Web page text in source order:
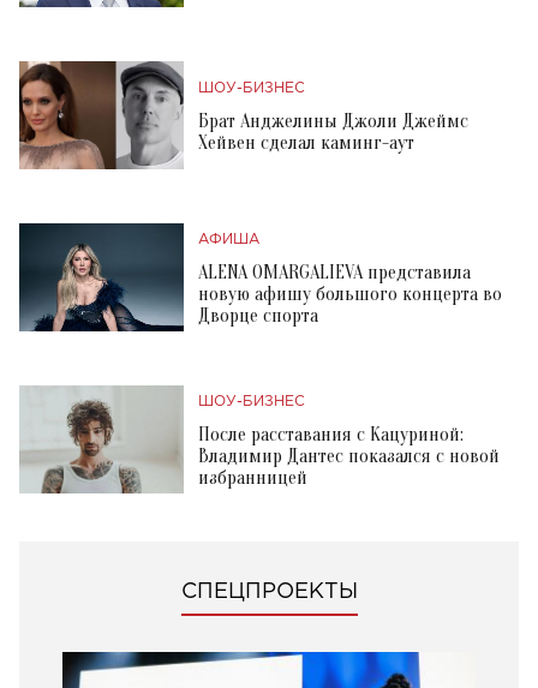
ШОУ-БИЗНЕС
Брат Анджелины Джоли Джеймс
Хейвен сделал каминг-аут
АФИША
ALENA OMARGALIEVA представила
новую афишу большого концерта во
Дворце спорта
ШОУ-БИЗНЕС
После расставания с Кацуриной:
Владимир Дантес показался с новой
избранницей
СПЕЦПРОЕКТЫ